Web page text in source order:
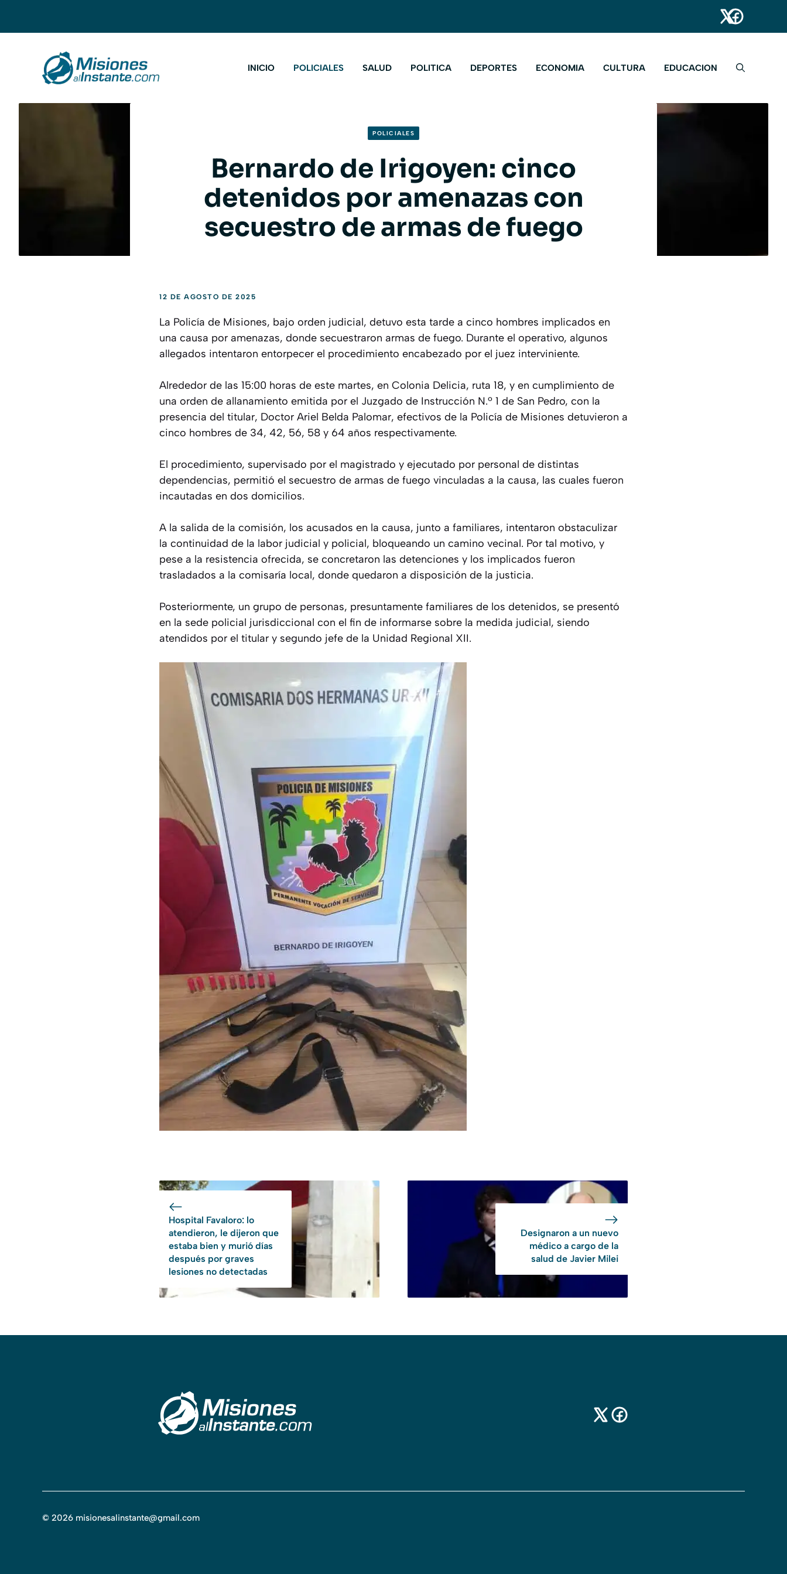
INICIO POLICIALES SALUD POLITICA DEPORTES ECONOMIA CULTURA EDUCACION
POLICIALES
Bernardo de Irigoyen: cinco
detenidos por amenazas con
secuestro de armas de fuego
12 DE AGOSTO DE 2025
La Policía de Misiones, bajo orden judicial, detuvo esta tarde a cinco hombres implicados en
una causa por amenazas, donde secuestraron armas de fuego. Durante el operativo, algunos
allegados intentaron entorpecer el procedimiento encabezado por el juez interviniente.
Alrededor de las 15:00 horas de este martes, en Colonia Delicia, ruta 18, y en cumplimiento de
una orden de allanamiento emitida por el Juzgado de Instrucción N.º 1 de San Pedro, con la
presencia del titular, Doctor Ariel Belda Palomar, efectivos de la Policía de Misiones detuvieron a
cinco hombres de 34, 42, 56, 58 y 64 años respectivamente.
El procedimiento, supervisado por el magistrado y ejecutado por personal de distintas
dependencias, permitió el secuestro de armas de fuego vinculadas a la causa, las cuales fueron
incautadas en dos domicilios.
A la salida de la comisión, los acusados en la causa, junto a familiares, intentaron obstaculizar
la continuidad de la labor judicial y policial, bloqueando un camino vecinal. Por tal motivo, y
pese a la resistencia ofrecida, se concretaron las detenciones y los implicados fueron
trasladados a la comisaría local, donde quedaron a disposición de la justicia.
Posteriormente, un grupo de personas, presuntamente familiares de los detenidos, se presentó
en la sede policial jurisdiccional con el fin de informarse sobre la medida judicial, siendo
atendidos por el titular y segundo jefe de la Unidad Regional XII.
Hospital Favaloro: lo
atendieron, le dijeron que
estaba bien y murió días
después por graves
lesiones no detectadas
Designaron a un nuevo
médico a cargo de la
salud de Javier Milei
© 2026 misionesalinstante@gmail.com